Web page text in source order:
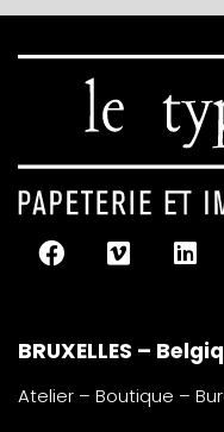
BRUXELLES –
Atelier – Boutique –